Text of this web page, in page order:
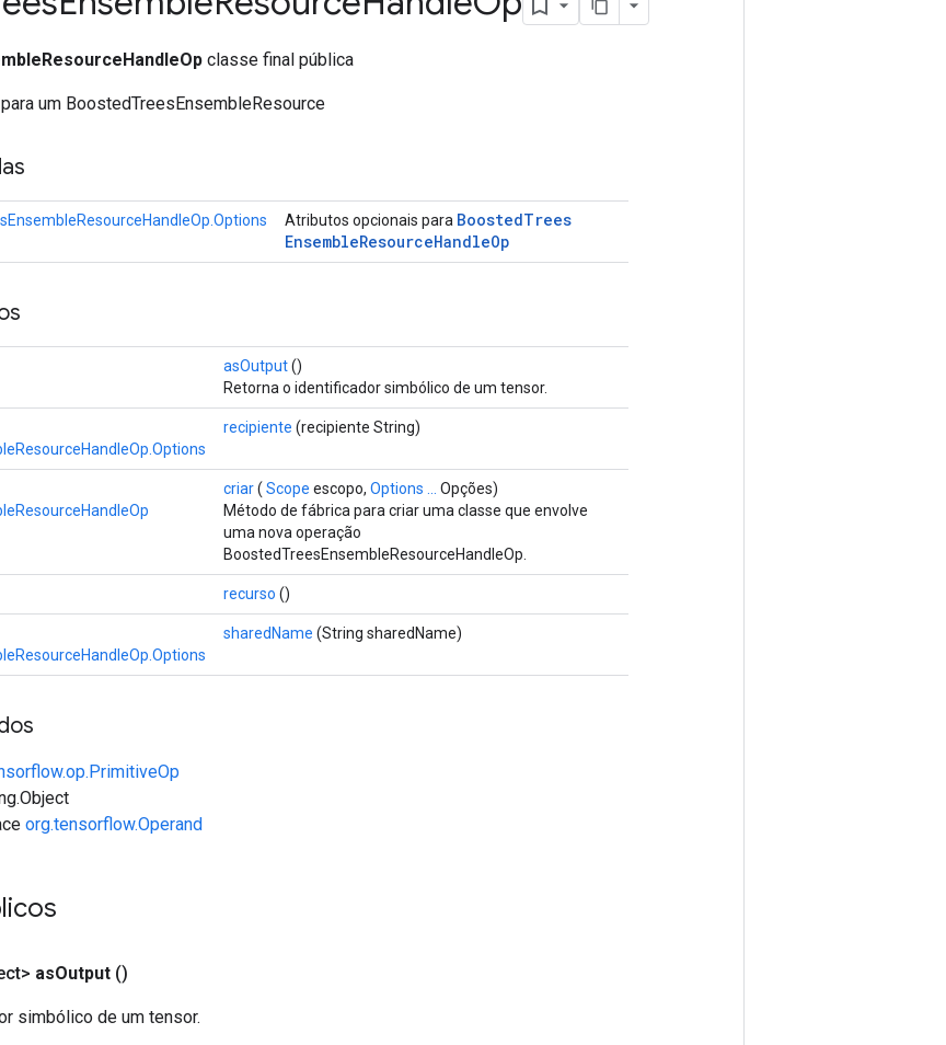
classe final pública
um BoostedTreesEnsembleResource
Atributos opcionais para BoostedTrees
EnsembleResourceHandleOp
asOutput()
Retorna o identificador simbólico de um tensor.
recipiente (recipiente String)
criar( Scope escopo, Options ...
Opções)
Método de fábrica para criar uma classe que envolve
uma nova operação
BoostedTreesEnsembleResourceHandleOp.
recurso ()
sharedName (String sharedName)
org.tensorflow.Operand
asOutput ()
simbólico de um tensor.